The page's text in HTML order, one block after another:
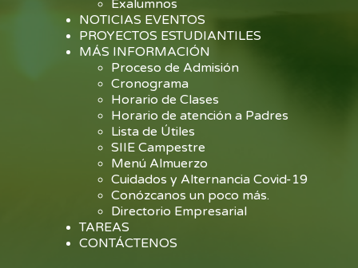
Exalumnos
NOTICIAS EVENTOS
PROYECTOS ESTUDIANTILES
MÁS INFORMACIÓN
Proceso de Admisión
Cronograma
Horario de Clases
Horario de atención a Padres
Lista de Útiles
SIIE Campestre
Menú Almuerzo
Cuidados y Alternancia Covid-19
Conózcanos un poco más.
Directorio Empresarial
TAREAS
CONTÁCTENOS